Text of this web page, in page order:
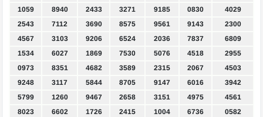
1059
8940 2433 3271 9185 0830
4029
2543
7112 3690 8575 9561 9143
2300
4567
3103 9206 6524 2036 7837
6809
1534
6027 1869 7530 5076 4518
2955
0973
8351 4682 3589 2315 2067
4503
9248
3117 5844 8705 9147 6016
3942
5799
1260 9467 2658 3151 4975
4561
8023
6602 1726 2415 1004 6736
0582